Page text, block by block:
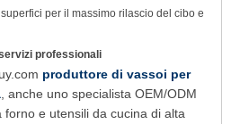
per il massimo rilascio del cibo e
professionali
produttore di vassoi per
, anche uno specialista OEM/ODM
e utensili da cucina di alta